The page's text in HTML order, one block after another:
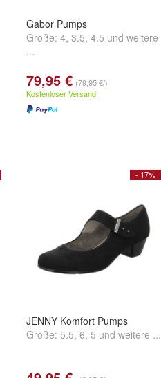
Gabor Pumps
Größe: 4, 3.5, 4.5 und weitere
...
79,95 € (79,95 €/)
Kostenloser Versand
- 17%
JENNY Komfort Pumps
Größe: 5.5, 6, 5 und weitere ...